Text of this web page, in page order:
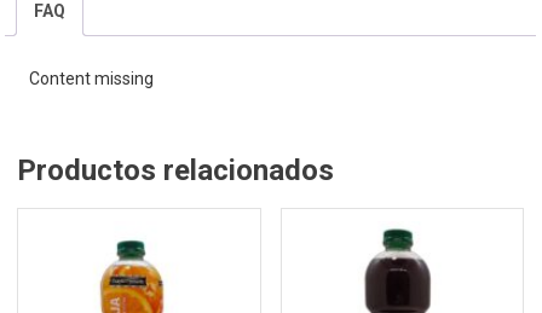
Hierbas
del
Oasis
FAQ
Content missing
Productos relacionados